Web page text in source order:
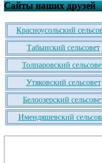
Сайты наших друзей
Красноусольский
Табынский сельсовет
Толпаровский
Утяковский сельсовет
Белоозерский
Имендяшевский